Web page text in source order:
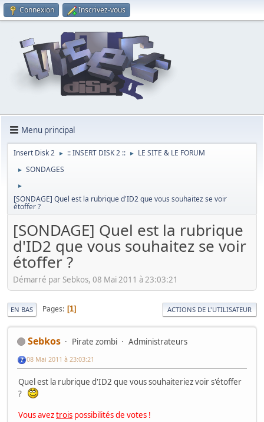
Connexion Inscrivez-vous
Menu principal
Insert Disk 2 ► :: INSERT DISK 2 :: ► LE SITE & LE FORUM
► SONDAGES
►
[SONDAGE] Quel est la rubrique d'ID2 que vous souhaitez se voir
étoffer ?
[SONDAGE] Quel est la rubrique
d'ID2 que vous souhaitez se voir
étoffer ?
Démarré par Sebkos, 08 Mai 2011 à 23:03:21
EN BAS Pages 1 ACTIONS DE L'UTILISATEUR
Sebkos Pirate zombi Administrateurs
08 Mai 2011 à 23:03:21
Quel est la rubrique d'ID2 que vous souhaiteriez voir s'étoffer
?
Vous aveztrois possibilités de votes !